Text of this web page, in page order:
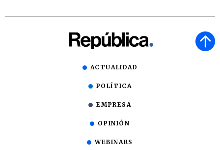
ACTUALIDAD
POLÍTICA
EMPRESA
OPINIÓN
WEBINARS